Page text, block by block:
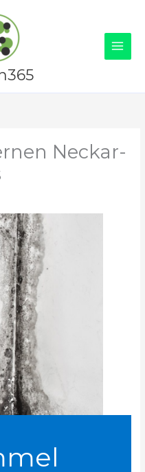
Neckar-